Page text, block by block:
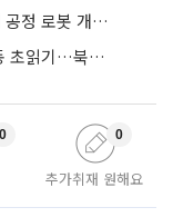
라온로보틱스, 국내 유일 차세대 반도체 공정 로봇 개발 ‘고객사 테스트 진행’
신성에스티, 2300억 규모 미국법인 가동 초읽기…북미 ESS 공략 본격화
0
추가취재 원해요
0